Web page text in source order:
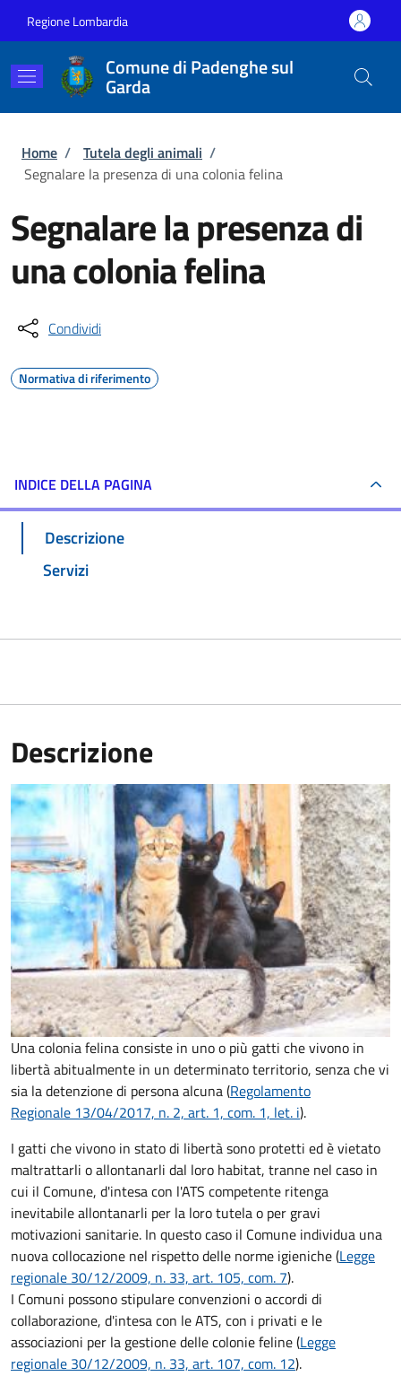
Regione Lombardia
Comune di Padenghe sul
Garda
Briciole di pane
Home / Tutela degli animali /
Segnalare la presenza di una colonia felina
Segnalare la presenza di
una colonia felina
Condividi
Normativa di riferimento
INDICE DELLA PAGINA
Descrizione
Servizi
Descrizione
Una colonia felina consiste in uno o più gatti che vivono in
libertà abitualmente in un determinato territorio, senza che vi
sia la detenzione di persona alcuna (Regolamento
Regionale 13/04/2017, n. 2, art. 1, com. 1, let. i).
I gatti che vivono in stato di libertà sono protetti ed è vietato
maltrattarli o allontanarli dal loro habitat, tranne nel caso in
cui il Comune, d'intesa con l'ATS competente ritenga
inevitabile allontanarli per la loro tutela o per gravi
motivazioni sanitarie. In questo caso il Comune individua una
nuova collocazione nel rispetto delle norme igieniche (Legge
regionale 30/12/2009, n. 33, art. 105, com. 7).
I Comuni possono stipulare convenzioni o accordi di
collaborazione, d'intesa con le ATS, con i privati e le
associazioni per la gestione delle colonie feline (Legge
regionale 30/12/2009, n. 33, art. 107, com. 12).